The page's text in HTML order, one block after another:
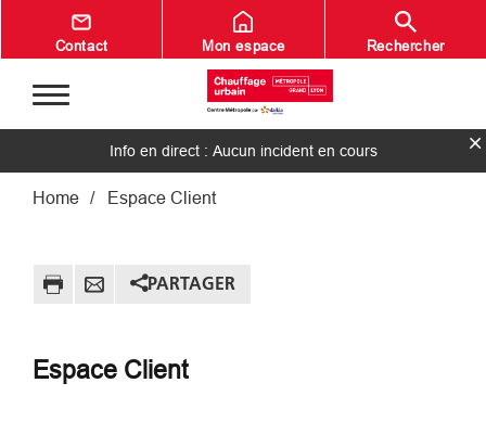
Aller au contenu principal
Contact Mon espace Rechercher
Info en direct : Aucun incident en cours
Fil d'Ariane
Home Espace Client
PARTAGER
Espace Client